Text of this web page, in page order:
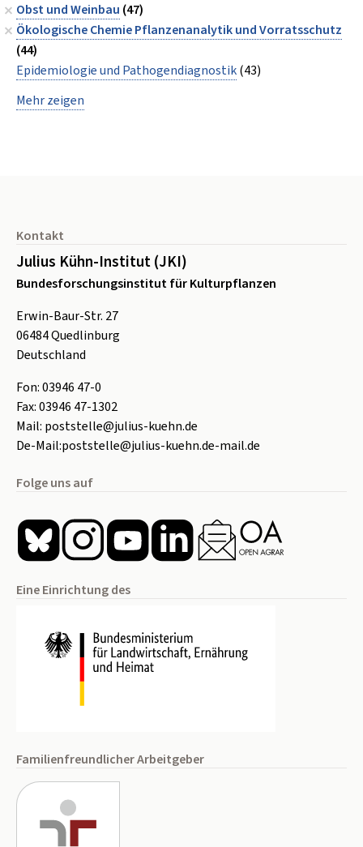
Obst und Weinbau (47)
Ökologische Chemie Pflanzenanalytik und Vorratsschutz
(44)
Epidemiologie und Pathogendiagnostik(43)
Mehr zeigen
Kontakt
Julius Kühn-Institut (JKI)
Bundesforschungsinstitut für Kulturpflanzen
Erwin-Baur-Str. 27
06484Quedlinburg
Deutschland
Fon:03946 47-0
Fax:03946 47-1302
Mail: poststelle@julius-kuehn.de
De-Mail:poststelle@julius-kuehn.de-mail.de
Folge uns auf
Eine Einrichtung des
Familienfreundlicher Arbeitgeber